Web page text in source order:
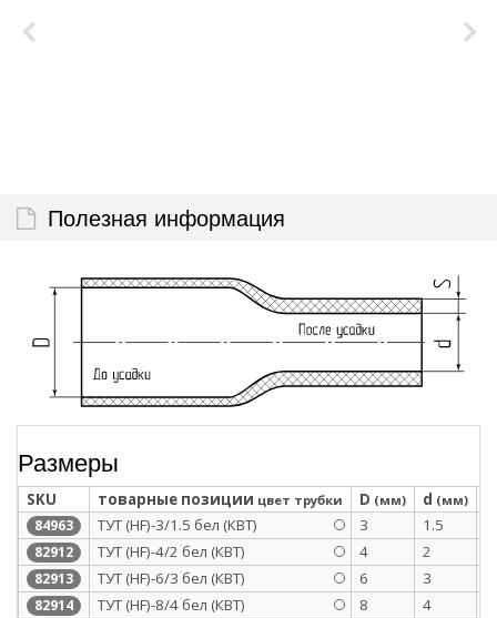
Полезная информация
Размеры
SKU товарные позиции цвет трубки D (мм) d (мм)
84963 ТУТ (HF)-3/1.5 бел (КВТ) 3 1.5
82912 ТУТ (HF)-4/2 бел (КВТ) 4 2
82913 ТУТ (HF)-6/3 бел (КВТ) 6 3
82914 ТУТ (HF)-8/4 бел (КВТ) 8 4